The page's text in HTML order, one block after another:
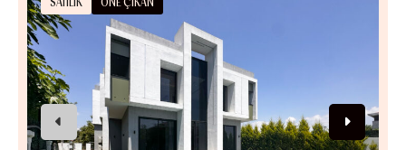
SATILIK ÖNE ÇIKAN